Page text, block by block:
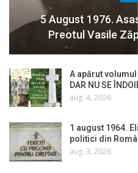
5 August 1976.
Preotul Vasile
A apărut volumul
DAR NU SE
aug. 4, 2026
1 august 1964.
politici din
aug. 3, 2026